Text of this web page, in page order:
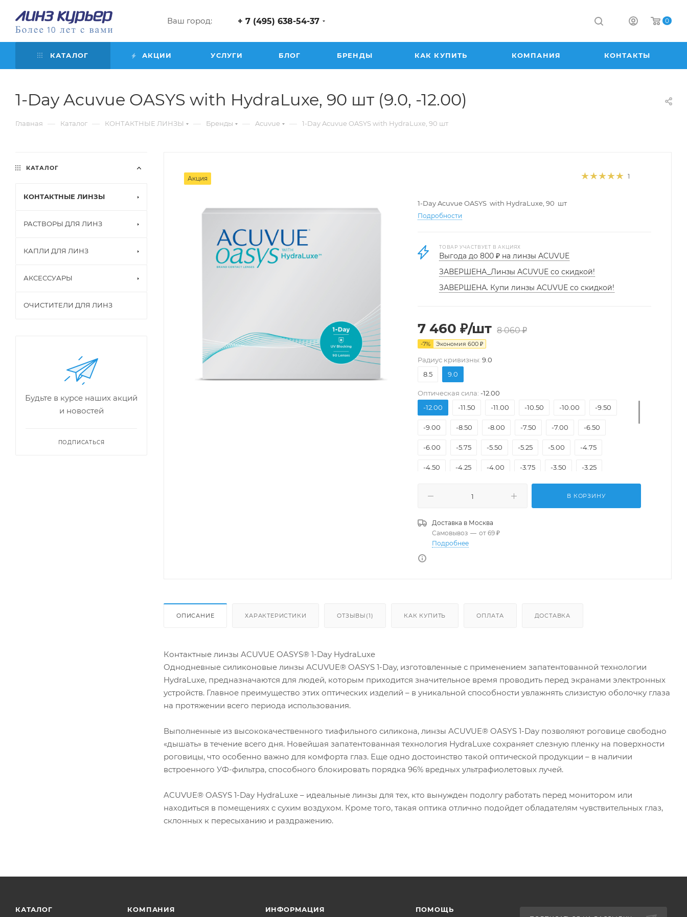
Ваш город: + 7 (495) 638-54-37 0
КАТАЛОГ АКЦИИ УСЛУГИ БЛОГ БРЕНДЫ КАК КУПИТЬ КОМПАНИЯ КОНТАКТЫ
1-Day Acuvue OASYS with HydraLuxe, 90 шт (9.0, -12.00)
Главная — Каталог — КОНТАКТНЫЕ ЛИНЗЫ — Бренды — Acuvue — 1-Day Acuvue OASYS with HydraLuxe, 90 шт
Акция 1
1-Day Acuvue OASYS with HydraLuxe, 90 шт
Подробности
ТОВАР УЧАСТВУЕТ В АКЦИЯХ
Выгода до 800 ₽ на линзы ACUVUE
ЗАВЕРШЕНА_Линзы ACUVUE со скидкой!
ЗАВЕРШЕНА. Купи линзы ACUVUE со скидкой!
7 460 ₽/шт 8 060₽
-7% Экономия 600 ₽
Pадиус кривизны: 9.0
8.5
9.0
Оптическая сила: -12.00
-12.00
-11.50 -11.00 -10.50 -10.00 -9.50
-9.00 -8.50 -8.00 -7.50 -7.00 -6.50
-6.00 -5.75 -5.50 -5.25 -5.00 -4.75
-4.50 -4.25 -4.00 -3.75 -3.50 -3.25
-2.25
-0.50 +0.50 +0.75
+1.00 +1.25 +1.50
+2.50 +2.75
В КОРЗИНУ
Доставка в Москва
Самовывоз — от 69 ₽
Подробнее
ОПИСАНИЕ ХАРАКТЕРИСТИКИ ОТЗЫВЫ(1) КАК КУПИТЬ ОПЛАТА ДОСТАВКА
Контактные линзы ACUVUE OASYS® 1-Day HydraLuxe
Однодневные силиконовые линзы ACUVUE® OASYS 1-Day, изготовленные с применением запатентованной технологии
HydraLuxe, предназначаются для людей, которым приходится значительное время проводить перед экранами электронных
устройств. Главное преимущество этих оптических изделий – в уникальной способности увлажнять слизистую оболочку глаза
на протяжении всего периода использования.
Выполненные из высококачественного тиафильного силикона, линзы ACUVUE® OASYS 1-Day позволяют роговице свободно
«дышать» в течение всего дня. Новейшая запатентованная технология HydraLuxe сохраняет слезную пленку на поверхности
роговицы, что особенно важно для комфорта глаз. Еще одно достоинство такой оптической продукции – в наличии
встроенного УФ-фильтра, способного блокировать порядка 96% вредных ультрафиолетовых лучей.
ACUVUE® OASYS 1-Day HydraLuxe – идеальные линзы для тех, кто вынужден подолгу работать перед монитором или
находиться в помещениях с сухим воздухом. Кроме того, такая оптика отлично подойдет обладателям чувствительных глаз,
склонных к пересыханию и раздражению.
КАТАЛОГ
КОНТАКТНЫЕ ЛИНЗЫ
РАСТВОРЫ ДЛЯ ЛИНЗ
КАПЛИ ДЛЯ ЛИНЗ
АКСЕССУАРЫ
ОЧИСТИТЕЛИ ДЛЯ ЛИНЗ
Будьте в курсе наших акций
и новостей
ПОДПИСАТЬСЯ
КАТАЛОГ КОМПАНИЯ ИНФОРМАЦИЯ ПОМОЩЬ